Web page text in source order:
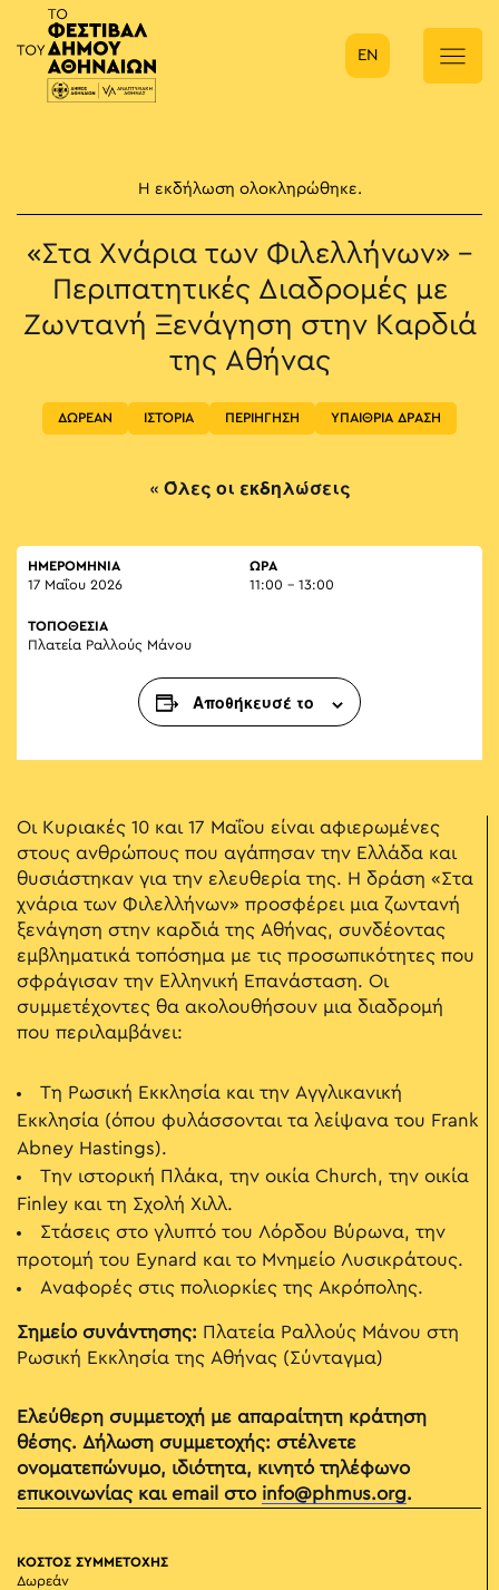
Κύρια πλοήγηση
EN
Η εκδήλωση ολοκληρώθηκε.
«Στα Χνάρια των Φιλελλήνων» –
Περιπατητικές Διαδρομές με
Ζωντανή Ξενάγηση στην Καρδιά
της Αθήνας
ΔΩΡΕΑΝ ΙΣΤΟΡΙΑ ΠΕΡΙΗΓΗΣΗ ΥΠΑΙΘΡΙΑ ΔΡΑΣΗ
« Όλες οι εκδηλώσεις
ΗΜΕΡΟΜΗΝΙΑ
17 Μαΐου 2026
ΏΡΑ
11:00 - 13:00
ΤΟΠΟΘΕΣΙΑ
Πλατεία Ραλλούς Μάνου
Αποθήκευσέ το
Oι Κυριακές 10 και 17 Μαΐου είναι αφιερωμένες
στους ανθρώπους που αγάπησαν την Ελλάδα και
θυσιάστηκαν για την ελευθερία της. Η δράση «Στα
χνάρια των Φιλελλήνων» προσφέρει μια ζωντανή
ξενάγηση στην καρδιά της Αθήνας, συνδέοντας
εμβληματικά τοπόσημα με τις προσωπικότητες που
σφράγισαν την Ελληνική Επανάσταση. Oι
συμμετέχοντες θα ακολουθήσουν μια διαδρομή
που περιλαμβάνει:
Τη Ρωσική Εκκλησία και την Αγγλικανική
Εκκλησία (όπου φυλάσσονται τα λείψανα του Frank
Abney Hastings).
Την ιστορική Πλάκα, την οικία Church, την οικία
Finley και τη Σχολή Χιλλ.
Στάσεις στο γλυπτό του Λόρδου Βύρωνα, την
προτομή του Eynard και το Μνημείο Λυσικράτους.
Αναφορές στις πολιορκίες της Ακρόπολης.
Σημείο συνάντησης: Πλατεία Ραλλούς Μάνου στη
Ρωσική Εκκλησία της Αθήνας (Σύνταγμα)
Ελεύθερη συμμετοχή με απαραίτητη κράτηση
θέσης. Δήλωση συμμετοχής: στέλνετε
ονοματεπώνυμο, ιδιότητα, κινητό τηλέφωνο
επικοινωνίας και email στο info@phmus.org.
ΚΟΣΤΟΣ ΣΥΜΜΕΤΟΧΗΣ
Δωρεάν